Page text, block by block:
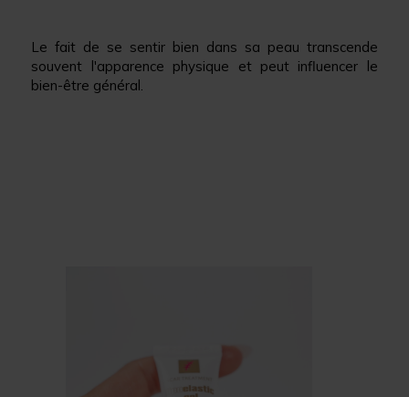
Le fait de se sentir bien dans sa peau transcende
souvent l'apparence physique et peut influencer le
bien-être général.